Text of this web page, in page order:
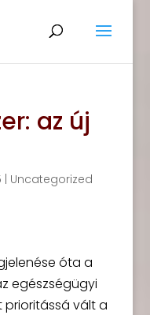
az új
Uncategorized
óta a
egészségügyi
prioritássá vált a